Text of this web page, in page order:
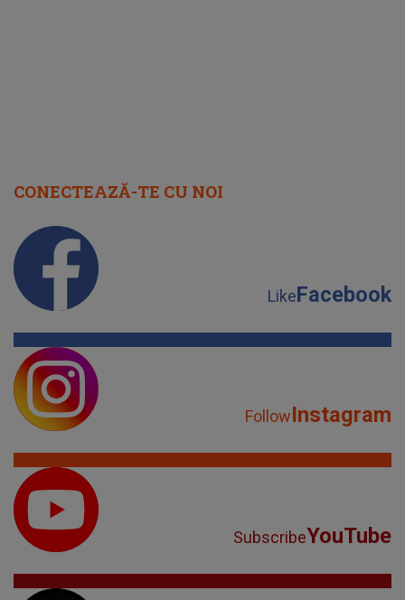
CONECTEAZĂ-TE CU NOI
LikeFacebook
FollowInstagram
SubscribeYouTube